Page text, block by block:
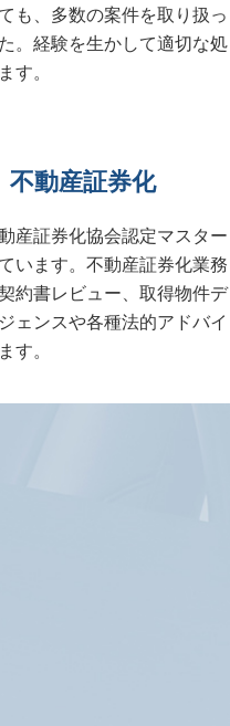
も、多数の案件を取り扱っ
。経験を生かして適切な処
す。
不動産証券化
産証券化協会認定マスター
います。不動産証券化業務
約書レビュー、取得物件デ
ェンスや各種法的アドバイ
す。